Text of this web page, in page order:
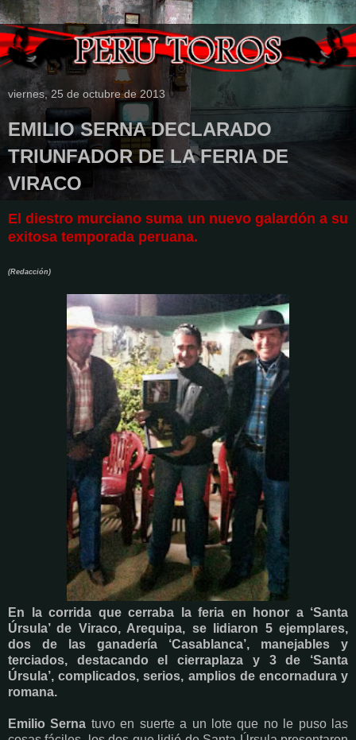
viernes, 25 de octubre de 2013
EMILIO SERNA DECLARADO
TRIUNFADOR DE LA FERIA DE
VIRACO
El diestro murciano suma un nuevo galardón a su
exitosa temporada peruana.
(Redacción)
En la corrida que cerraba la feria en honor a ‘Santa
Úrsula’ de Viraco, Arequipa, se lidiaron 5 ejemplares,
dos de las ganadería ‘Casablanca’, manejables y
terciados, destacando el cierraplaza y 3 de ‘Santa
Úrsula’, complicados, serios, amplios de encornadura y
romana.
Emilio Serna tuvo en suerte a un lote que no le puso las